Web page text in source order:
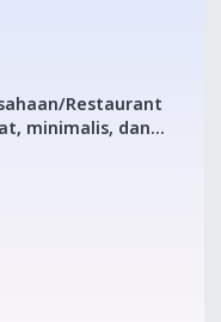
Restaurant
minimalis, dan